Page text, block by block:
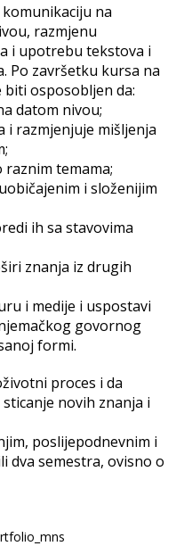
na
razmjenu
i upotrebu tekstova i
Po završetku kursa na
osposobljen da:
datom nivou;
i razmjenjuje mišljenja
temama;
i složenijim
ih sa stavovima
znanja iz drugih
i medije i uspostavi
govornog
formi.
proces i da
novih znanja i
poslijepodnevnim i
dva semestra, ovisno o